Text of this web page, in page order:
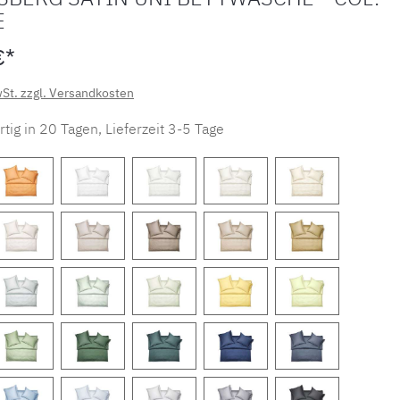
zzgl. Versandkosten
in 20 Tagen, Lieferzeit 3-5 Tage